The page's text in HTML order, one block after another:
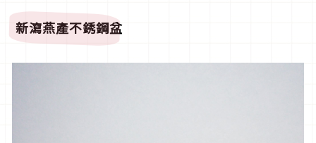
新瀉燕產不銹鋼盆